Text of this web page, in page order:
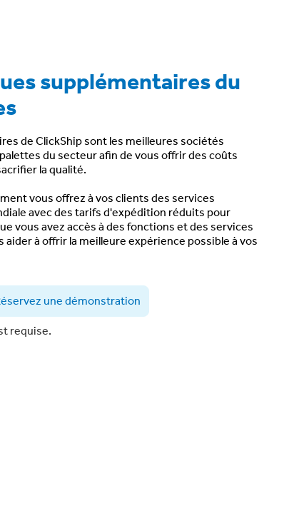
supplémentaires du
de ClickShip sont les meilleures sociétés
du secteur afin de vous offrir des coûts
la qualité.
vous offrez à vos clients des services
avec des tarifs d'expédition réduits pour
vous avez accès à des fonctions et des services
aider à offrir la meilleure expérience possible à vos
une démonstration
requise.